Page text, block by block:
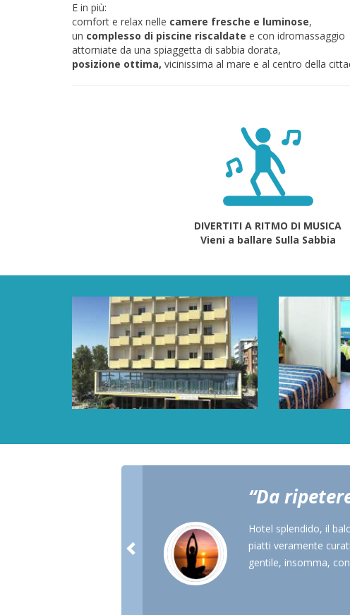
E in più:
comfort e relax nelle camere fresche e luminose,
un complesso di piscine riscaldate e con idromassaggio
attorniate da una spiaggetta di sabbia dorata,
posizione ottima, vicinissima al mare e al centro della
DIVERTITI A RITMO DI MUSICA
Vieni a ballare Sulla Sabbia
Da
Hotel splendido, il
piatti veramente
gentile, insomma,